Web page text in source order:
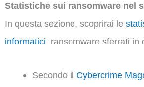
Statistiche sui ransomware nel
In questa sezione, scoprirai le
informatici ransomware sferrati in
Secondo il Cybercrime